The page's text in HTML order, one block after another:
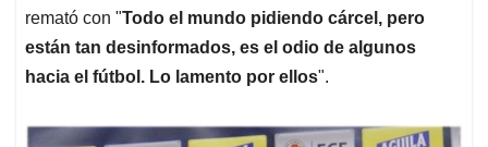
remató con "Todo el mundo pidiendo cárcel, pero
están tan desinformados, es el odio de algunos
hacia el fútbol. Lo lamento por ellos".